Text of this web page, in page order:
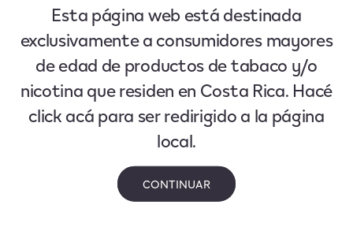
Esta página web está destinada
exclusivamente a consumidores mayores
de edad de productos de tabaco y/o
nicotina que residen en Costa Rica. Hacé
click acá para ser redirigido a la página
local.
CONTINUAR